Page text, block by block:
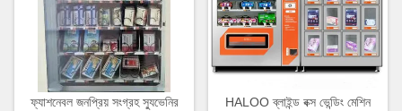
ফ্যাশনেবল জনপ্রিয় সংগ্রহ স্যুভেনির
HALOO ব্লাইন্ড বক্স ভেন্ডিং মেশিন